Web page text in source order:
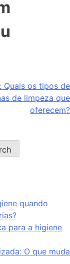
Quais os tipos de
de limpeza que
oferecem?
quando
para a higiene
O que muda